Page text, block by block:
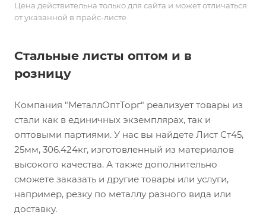
Цена действительна только для сайта и может отличаться
от указанной в прайс-листе
Стальные листы оптом и в
розницу
Компания "МеталлОптТорг" реализует товары из
стали как в единичных экземплярах, так и
оптовыми партиями. У нас вы найдете Лист Ст45,
25мм, 306.424кг, изготовленный из материалов
высокого качества. А также дополнительно
сможете заказать и другие товары или услуги,
например, резку по металлу разного вида или
доставку.